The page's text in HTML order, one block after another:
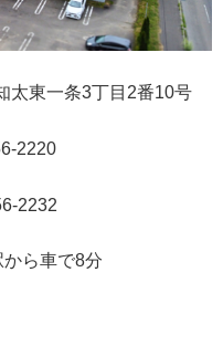
東一条3丁目2番10号
2220
2232
ら車で8分